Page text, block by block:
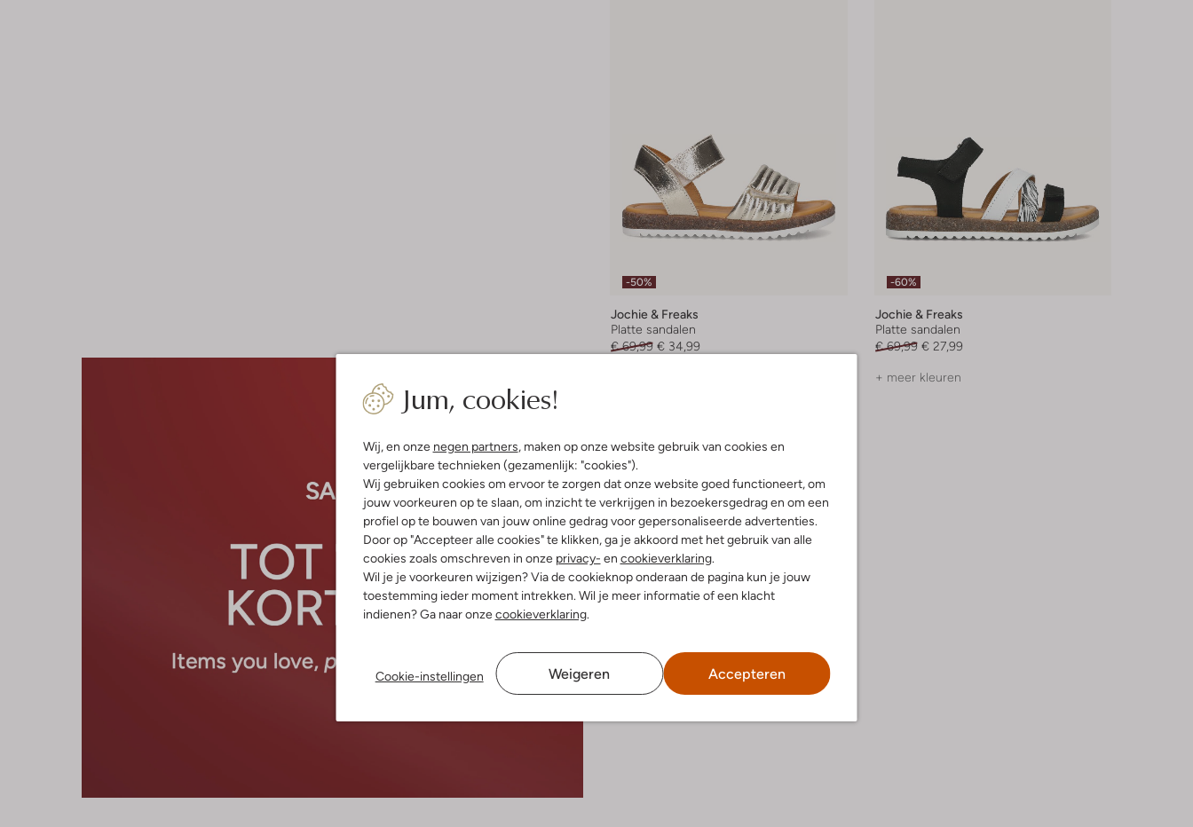
Jum, cookies!
Wij, en onze negen partners, maken op onze website gebruik van cookies en
vergelijkbare technieken (gezamenlijk: "cookies").
Wij gebruiken cookies om ervoor te zorgen dat onze website goed functioneert, om
jouw voorkeuren op te slaan, om inzicht te verkrijgen in bezoekersgedrag en om een
profiel op te bouwen van jouw online gedrag voor gepersonaliseerde advertenties.
Door op "Accepteer alle cookies" te klikken, ga je akkoord met het gebruik van alle
cookies zoals omschreven in onze privacy- en cookieverklaring.
Wil je je voorkeuren wijzigen? Via de cookieknop onderaan de pagina kun je jouw
toestemming ieder moment intrekken. Wil je meer informatie of een klacht
indienen? Ga naar onzecookieverklaring.
Cookie-instellingen Weigeren Accepteren
-50%
Jochie & Freaks
Platte sandalen
€ 69,99 € 34,99
-60%
Jochie & Freaks
Platte sandalen
€ 69,99 € 27,99
+ meer kleuren